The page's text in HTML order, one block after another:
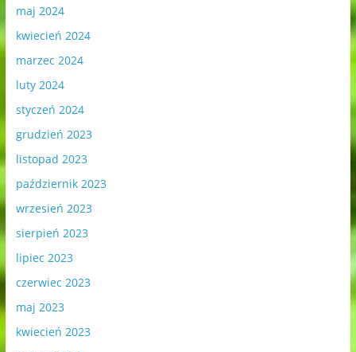
maj 2024
kwiecień 2024
marzec 2024
luty 2024
styczeń 2024
grudzień 2023
listopad 2023
październik 2023
wrzesień 2023
sierpień 2023
lipiec 2023
czerwiec 2023
maj 2023
kwiecień 2023